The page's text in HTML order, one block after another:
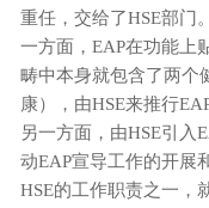
重任，交给了HSE部门。
一方面， EAP在功能上
畴中本身就包含了两个
康），由HSE来推行
另一方面，由HSE引入
动EAP宣导工作的开展
HSE的工作职责之一，